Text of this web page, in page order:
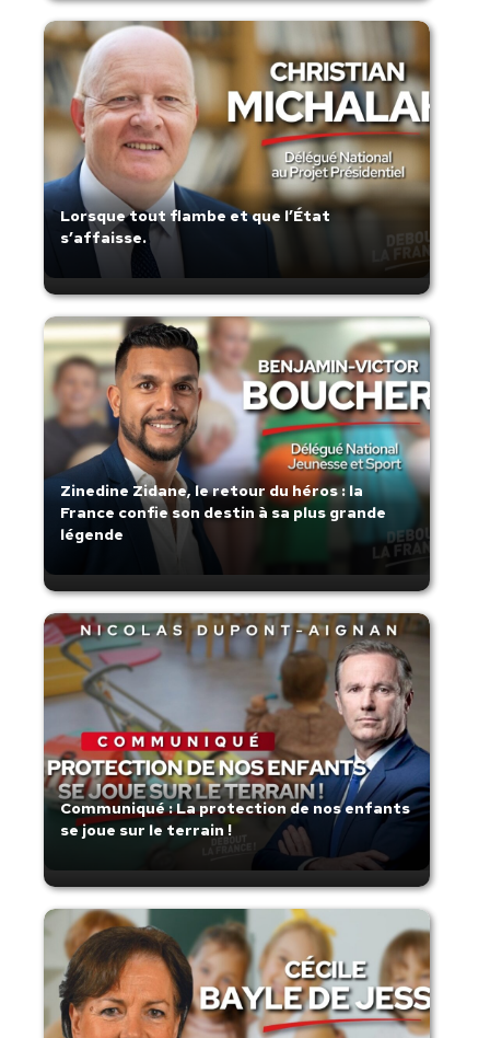
Lorsque tout flambe et que l’État
s’affaisse.
Zinedine Zidane, le retour du héros : la
France confie son destin à sa plus grande
légende
Communiqué : La protection de nos enfants
se joue sur le terrain !